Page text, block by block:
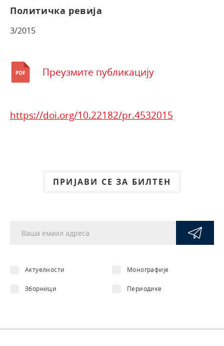
Политичка ревија
3/2015
Преузмите публикацију
https://doi.org/10.22182/pr.4532015
ПРИЈАВИ СЕ ЗА БИЛТЕН
Актуелности Монографије
Зборници Периодике